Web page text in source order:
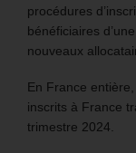
procédures
bénéficiaires
nouveaux
En France
inscrits à France
trimestre 2024.